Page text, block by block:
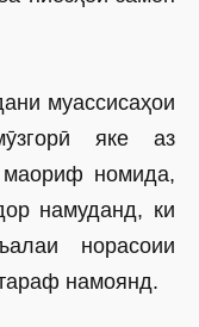
муассисаҳои
яке аз
маориф номида,
намуданд, ки
норасоии
намоянд.